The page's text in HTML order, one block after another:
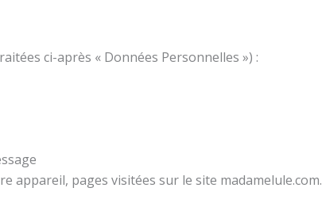
ci-après « Données Personnelles ») :
appareil, pages visitées sur le site madamelule.com.